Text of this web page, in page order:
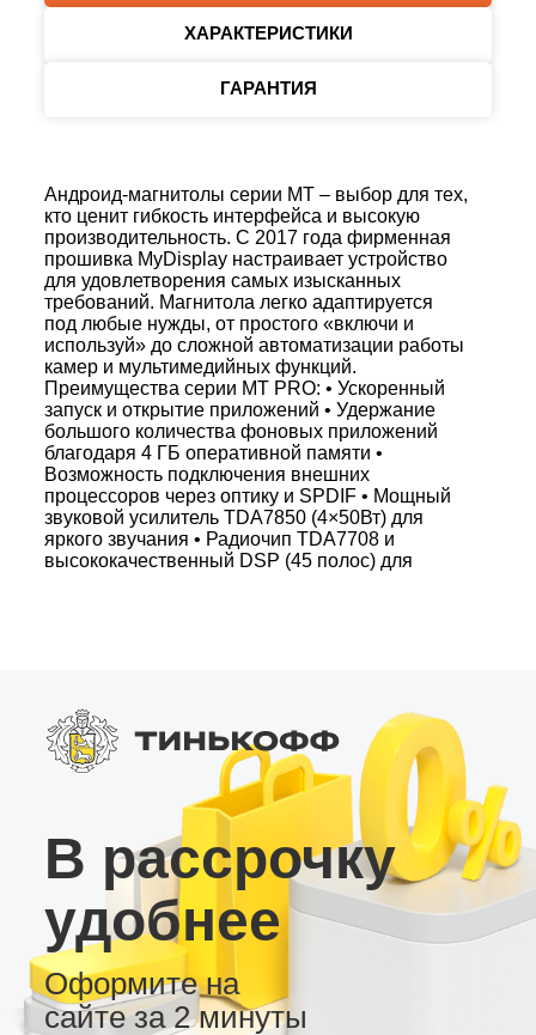
ХАРАКТЕРИСТИКИ
ГАРАНТИЯ
Андроид-магнитолы серии MT – выбор для тех,
кто ценит гибкость интерфейса и высокую
производительность. С 2017 года фирменная
прошивка MyDisplay настраивает устройство
для удовлетворения самых изысканных
требований. Магнитола легко адаптируется
под любые нужды, от простого «включи и
используй» до сложной автоматизации работы
камер и мультимедийных функций.
Преимущества серии MT PRO: • Ускоренный
запуск и открытие приложений • Удержание
большого количества фоновых приложений
благодаря 4 ГБ оперативной памяти •
Возможность подключения внешних
процессоров через оптику и SPDIF • Мощный
звуковой усилитель TDA7850 (4×50Вт) для
яркого звучания • Радиочип TDA7708 и
высококачественный DSP (45 полос) для
делают магнитолы серии MT незаменимыми в
современных автомобилях, где высокие
требования к настройке и управлению
мультимедиа – приоритет.
В рассрочку
удобнее
Оформите на
сайте за 2 минуты